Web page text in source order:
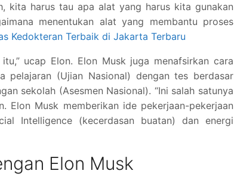
kita harus tau apa alat yang harus kita gunakan
menentukan alat yang membantu proses
Kedokteran Terbaik di Jakarta Terbaru
ucap Elon. Elon Musk juga menafsirkan cara
pelajaran (Ujian Nasional) dengan tes berdasar
sekolah (Asesmen Nasional). “Ini salah satunya
Elon Musk memberikan ide pekerjaan-pekerjaan
Intelligence (kecerdasan buatan) dan energi
Elon Musk